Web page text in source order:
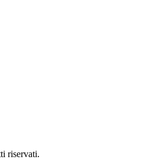
riservati.